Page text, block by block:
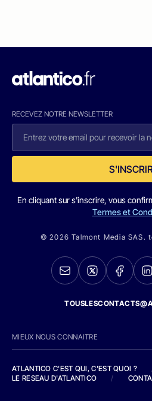
RECEVEZ NOTRE NEWSLETTER
En cliquant sur s'inscrire, vous
Termes et
© 2026 Talmont Media SAS.
MIEUX NOUS CONNAITRE
ATLANTICO C'EST QUI, C'EST QUOI ?
LE RESEAU D'ATLANTICO
/